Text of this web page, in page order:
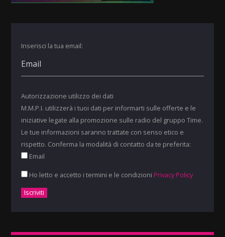
Inserisci la tua email:
Autorizzazione utilizzo dei dati
M.M.P.I. utilizzerà i tuoi dati per informarti sulle offerte e le
iniziative legate alla promozione sulle radio del gruppo Time.
Le tue informazioni saranno trattate con senso etico e
rispetto. Conferma la modalità di contatto da te preferita:
Email
Ho letto e accetto i termini e le condizioni Privacy Policy